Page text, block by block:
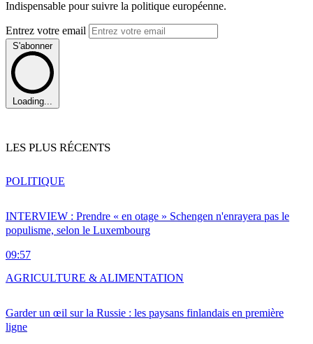
Indispensable pour suivre la politique européenne.
Entrez votre email
S'abonner
Loading...
LES PLUS RÉCENTS
INTERVIEW : Prendre « en otage » Schengen n'enrayera pas le
populisme, selon le Luxembourg
09:57
POLITIQUE
Garder un œil sur la Russie : les paysans finlandais en première
ligne
AGRICULTURE & ALIMENTATION